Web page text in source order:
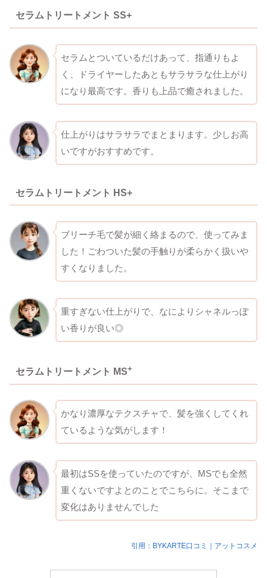
セラムトリートメント SS+
セラムとついているだけあって、指通りもよ
く、ドライヤーしたあともサラサラな仕上がり
になり最高です。香りも上品で癒されました。
仕上がりはサラサラでまとまります。少しお高
いですがおすすめです。
セラムトリートメント HS+
ブリーチ毛で髪が細く絡まるので、使ってみま
した！ごわついた髪の手触りが柔らかく扱いや
すくなりました。
重すぎない仕上がりで、なによりシャネルっぽ
い香りが良い◎
セラムトリートメント MS+
かなり濃厚なテクスチャで、髪を強くしてくれ
ているような気がします！
最初はSSを使っていたのですが、MSでも全然
重くないですよとのことでこちらに。そこまで
変化はありませんでした
引用：BYKARTE口コミ｜アットコスメ